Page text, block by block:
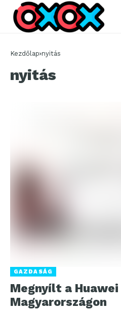
Kezdőlap nyitás
nyitás
GAZDASÁG
Megnyílt a
Magyarországon